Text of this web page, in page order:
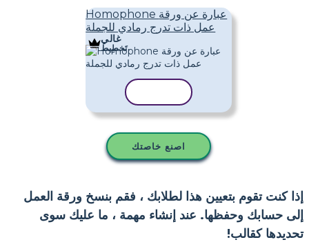
Homophone عبارة عن ورقة
عمل ذات تدرج رمادي للجملة
غالي
تَخطِيط
اصنع خاصتك
إذا كنت تقوم بتعيين هذا لطلابك ، فقم بنسخ ورقة العمل
إلى حسابك وحفظها. عند إنشاء مهمة ، ما عليك سوى
تحديدها كقالب!